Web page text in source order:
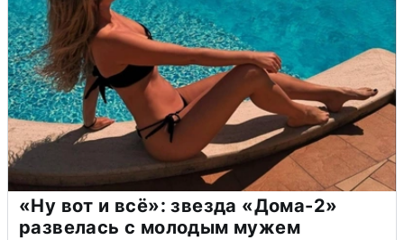
«Ну вот и всё»: звезда «Дома-2»
развелась с молодым мужем